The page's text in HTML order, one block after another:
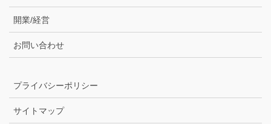
開業/経営
お問い合わせ
プライバシーポリシー
サイトマップ